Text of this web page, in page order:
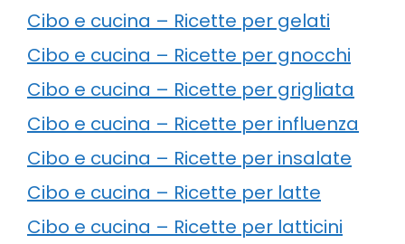
Cibo e cucina – Ricette per gelati
Cibo e cucina – Ricette per gnocchi
Cibo e cucina – Ricette per grigliata
Cibo e cucina – Ricette per influenza
Cibo e cucina – Ricette per insalate
Cibo e cucina – Ricette per latte
Cibo e cucina – Ricette per latticini